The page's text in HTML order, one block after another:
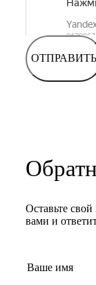
ОТПРАВИТЬ
Оставьте
вами и